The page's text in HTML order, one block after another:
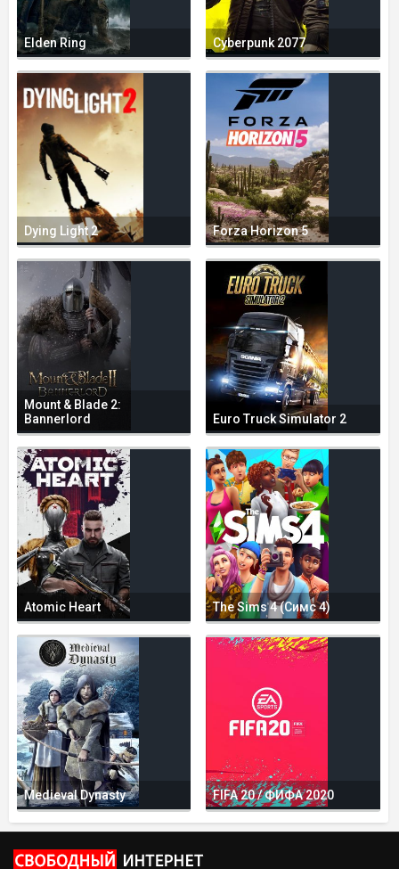
Elden Ring Cyberpunk 2077
Dying Light 2 Forza Horizon 5
Mount & Blade 2:
Bannerlord
Euro Truck Simulator 2
Atomic Heart The Sims 4 (Симс 4)
Medieval Dynasty FIFA 20 / ФИФА 2020